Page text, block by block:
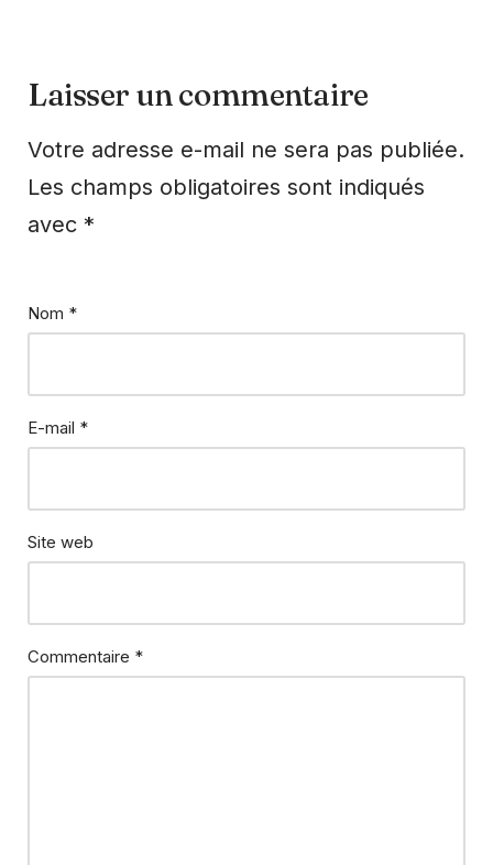
Laisser un commentaire
Votre adresse e-mail ne sera pas publiée.
Les champs obligatoires sont indiqués
avec *
Nom *
E-mail *
Site web
Commentaire *